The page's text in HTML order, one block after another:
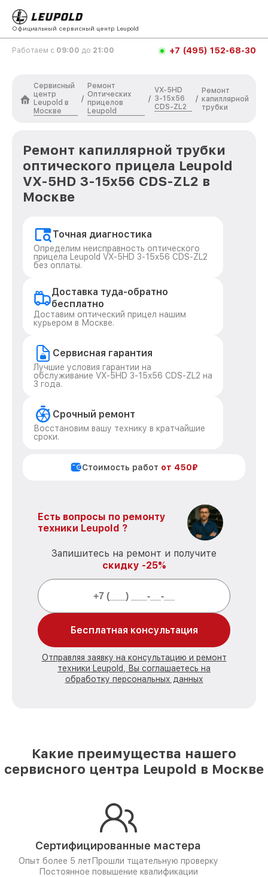
Официальный сервисный центр Leupold
Работаем с 09:00 до 21:00 +7 (495) 152-68-30
Сервисный
центр
Leupold в
Москве
/
Ремонт
Оптических
прицелов
Leupold
/
VX-5HD
3-15x56
CDS-ZL2
/
Ремонт
капиллярной
трубки
Ремонт капиллярной трубки
оптического прицела Leupold
VX-5HD 3-15x56 CDS-ZL2 в
Москве
Точная диагностика
Определим неисправность оптического
прицела Leupold VX-5HD 3-15x56 CDS-ZL2
без оплаты.
Доставка туда-обратно
бесплатно
Доставим оптический прицел нашим
курьером в Москве.
Сервисная гарантия
Лучшие условия гарантии на
обслуживание VX-5HD 3-15x56 CDS-ZL2 на
3 года.
Срочный ремонт
Восстановим вашу технику в кратчайшие
сроки.
Стоимость работ от 450₽
Есть вопросы по ремонту
техники Leupold ?
Запишитесь на ремонт и получите
скидку -25%
Бесплатная консультация
Отправляя заявку на консультацию и ремонт
техники Leupold, Вы соглашаетесь на
обработку персональных данных
Какие преимущества нашего
сервисного центра Leupold в Москве
Сертифицированные мастера
Опыт более 5 лет Прошли тщательную проверку
Постоянное повышение квалификации